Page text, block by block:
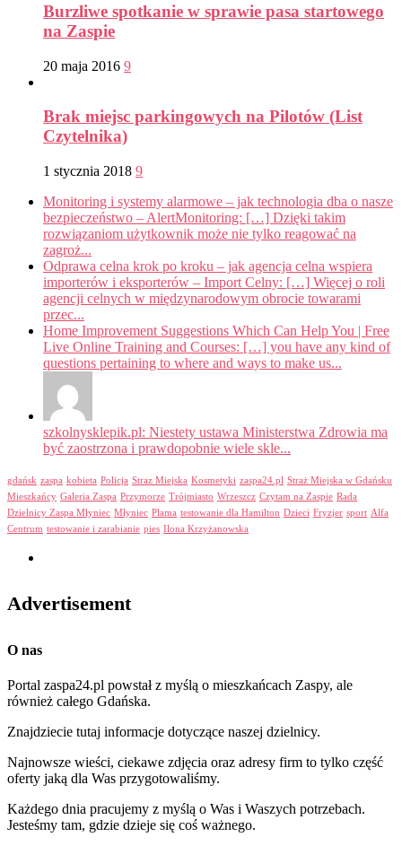
Burzliwe spotkanie w sprawie pasa startowego
na Zaspie
20 maja 2016 9
Brak miejsc parkingowych na Pilotów (List
Czytelnika)
1 stycznia 2018 9
Monitoring i systemy alarmowe – jak technologia dba o nasze
bezpieczeństwo – AlertMonitoring: […] Dzięki takim
rozwiązaniom użytkownik może nie tylko reagować na
zagroż...
Odprawa celna krok po kroku – jak agencja celna wspiera
importerów i eksporterów – Import Celny: […] Więcej o roli
agencji celnych w międzynarodowym obrocie towarami
przec...
Home Improvement Suggestions Which Can Help You | Free
Live Online Training and Courses: […] you have any kind of
questions pertaining to where and ways to make us...
szkolnysklepik.pl: Niestety ustawa Ministerstwa Zdrowia ma
być zaostrzona i prawdopobnie wiele skle...
gdańsk zaspa kobieta Policja Straz Miejska Kosmetyki zaspa24.pl Straż Miejska w Gdańsku
Mieszkańcy Galeria Zaspa Przymorze Trójmiasto Wrzeszcz Czytam na Zaspie Rada
Dzielnicy Zaspa Młyniec Młyniec Plama testowanie dla Hamilton Dzieci Fryzjer sport Alfa
Centrum testowanie i zarabianie pies Ilona Krzyżanowska
Advertisement
O nas
Portal zaspa24.pl powstał z myślą o mieszkańcach Zaspy, ale
również całego Gdańska.
Znajdziecie tutaj informacje dotyczące naszej dzielnicy.
Najnowsze wieści, ciekawe zdjęcia oraz adresy firm to tylko część
oferty jaką dla Was przygotowaliśmy.
Każdego dnia pracujemy z myślą o Was i Waszych potrzebach.
Jesteśmy tam, gdzie dzieje się coś ważnego.